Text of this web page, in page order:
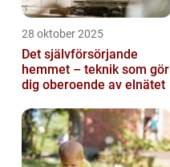
28 oktober 2025
Det självförsörjande
hemmet – teknik som gör
dig oberoende av elnätet